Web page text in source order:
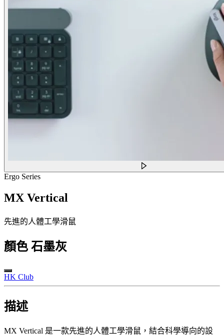
Ergo Series
MX Vertical
先進的人體工學滑鼠
顏色 石墨灰
HK Club
描述
MX Vertical 是一款先進的人體工學滑鼠，結合科學導向的設